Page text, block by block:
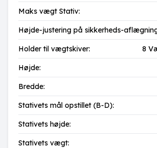
Maks vægt Stativ:
Højde-justering på sikkerheds-
Holder til vægtskiver: 8
Højde:
Bredde:
Stativets mål opstillet (B-D):
Stativets højde:
Stativets vægt: